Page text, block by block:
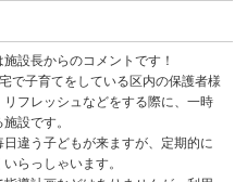
設長からのコメントです！
で子育てをしている区内の保護者様
フレッシュなどをする際に、一時
設です。
日違う子どもが来ますが、定期的に
らっしゃいます。